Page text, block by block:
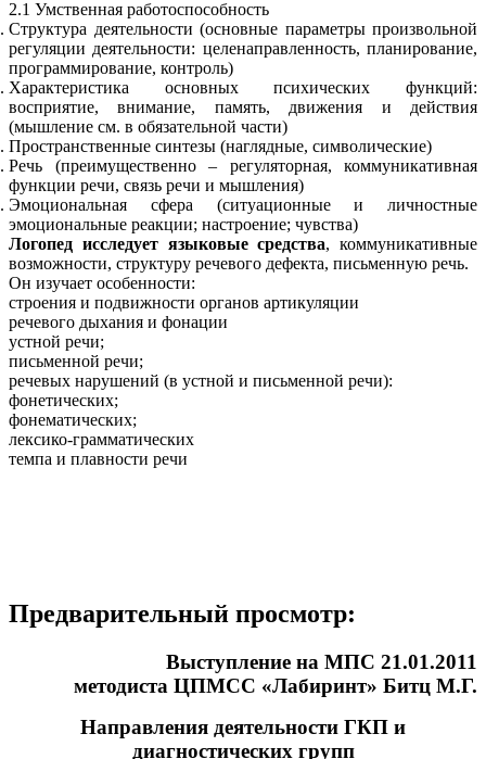
2.1 Умственная работоспособность
Структура деятельности (основные параметры произвольной
регуляции деятельности: целенаправленность, планирование,
программирование, контроль)
Характеристика основных психических функций:
восприятие, внимание, память, движения и действия
(мышление см. в обязательной части)
Пространственные синтезы (наглядные, символические)
Речь (преимущественно – регуляторная, коммуникативная
функции речи, связь речи и мышления)
Эмоциональная сфера (ситуационные и личностные
эмоциональные реакции; настроение; чувства)
Логопед исследует языковые средства, коммуникативные
возможности, структуру речевого дефекта, письменную речь.
Он изучает особенности:
строения и подвижности органов артикуляции
речевого дыхания и фонации
устной речи;
письменной речи;
речевых нарушений (в устной и письменной речи):
фонетических;
фонематических;
лексико-грамматических
темпа и плавности речи
Предварительный просмотр:
Выступление на МПС 21.01.2011
методиста ЦПМСС «Лабиринт» Битц М.Г.
Направления деятельности ГКП и
диагностических групп